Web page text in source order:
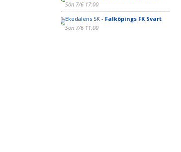
Sön 7/6 17:00
Ekedalens SK - Falköpings FK Svart
Sön 7/6 11:00